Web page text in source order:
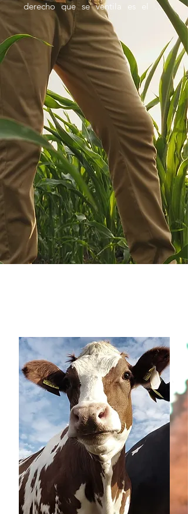
derecho que se ventila es el de
servidumbre, que permite el acceso
o uso limitado de tierras de
terceros. Las consecuencias pueden
incluir la creación, modificación o
extinción de servidumbres.